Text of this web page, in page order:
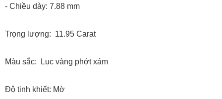
- Chiều dày: 7.88 mm
Trọng lượng: 11.95 Carat
Màu sắc: Lục vàng phớt xám
Độ tinh khiết: Mờ